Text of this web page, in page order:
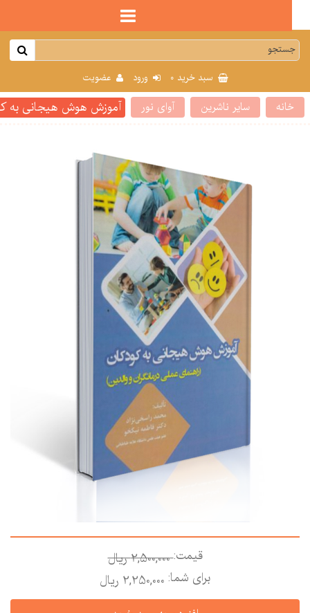
سبد خرید0 ورود عضویت
سایر ناشرین آوای نور آموزش هوش هیجانی به
قیمت:2,500,000 ريال
برای شما:2,250,000 ريال